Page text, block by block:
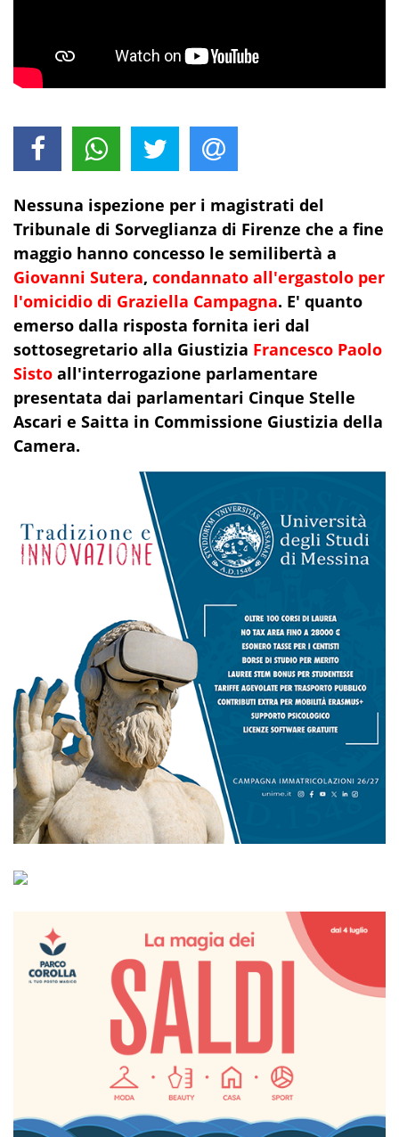
Nessuna ispezione per i magistrati del
Tribunale di Sorveglianza di Firenze che a fine
maggio hanno concesso le semilibertà a
Giovanni Sutera, condannato all'ergastolo per
l'omicidio di Graziella Campagna. E' quanto
emerso dalla risposta fornita ieri dal
sottosegretario alla Giustizia Francesco Paolo
Sisto all'interrogazione parlamentare
presentata dai parlamentari Cinque Stelle
Ascari e Saitta in Commissione Giustizia della
Camera.